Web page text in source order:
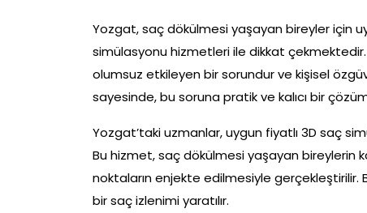
Yozgat, saç dökülmesi yaşayan bireyler için
simülasyonu hizmetleri ile dikkat çekmektedir.
olumsuz etkileyen bir sorundur ve kişisel
sayesinde, bu soruna pratik ve kalıcı bir
Yozgat’taki uzmanlar, uygun fiyatlı 3D saç
Bu hizmet, saç dökülmesi yaşayan bireylerin
noktaların enjekte edilmesiyle gerçekleştirilir.
bir saç izlenimi yaratılır.